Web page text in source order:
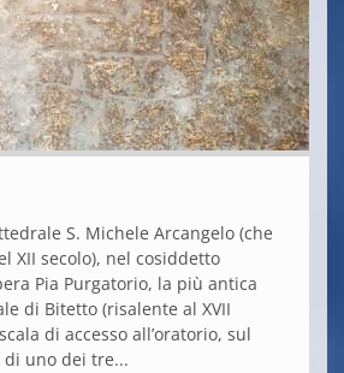
S. Michele Arcangelo (che
XII secolo), nel cosiddetto
Pia Purgatorio, la più antica
di Bitetto (risalente al XVII
di accesso all’oratorio, sul
uno dei tre...